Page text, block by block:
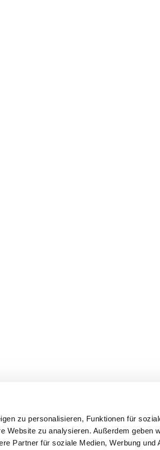
zu personalisieren, Funktionen für
Website zu analysieren. Außerdem geben
Partner für soziale Medien, Werbung und